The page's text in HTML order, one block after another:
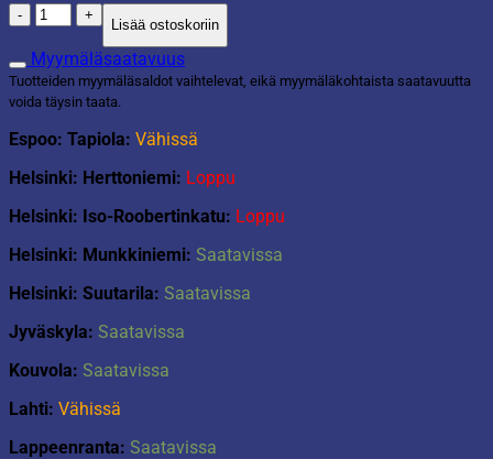
My
1st
Carry
Along
autohalli
määrä
Lisää ostoskoriin
Myymäläsaatavuus
Tuotteiden myymäläsaldot vaihtelevat, eikä myymäläkohtaista saatavuutta
voida täysin taata.
Espoo: Tapiola: Vähissä
Helsinki: Herttoniemi: Loppu
Helsinki: Iso-Roobertinkatu: Loppu
Helsinki: Munkkiniemi: Saatavissa
Helsinki: Suutarila: Saatavissa
Jyväskyla: Saatavissa
Kouvola: Saatavissa
Lahti: Vähissä
Lappeenranta: Saatavissa